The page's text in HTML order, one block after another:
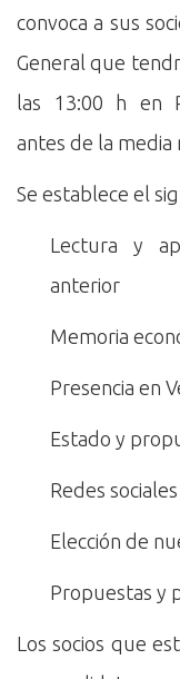
convoca a sus
General que
las 13:00 h en
antes de la media
Se establece el
Lectura y
anterior
Memoria
Presencia en
Estado y
Redes sociales
Elección de
Propuestas y
Los socios que